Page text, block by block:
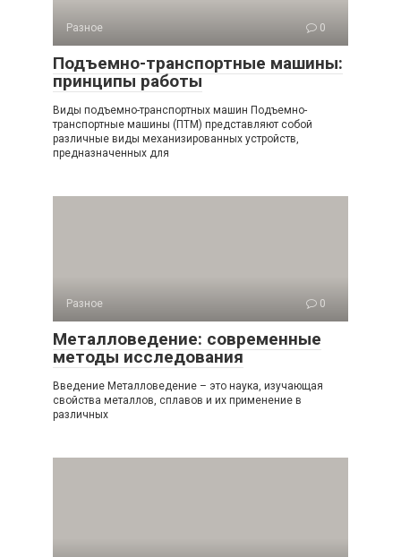
Разное 0
Подъемно-транспортные машины:
принципы работы
Виды подъемно-транспортных машин Подъемно-
транспортные машины (ПТМ) представляют собой
различные виды механизированных устройств,
предназначенных для
Разное 0
Металловедение: современные
методы исследования
Введение Металловедение – это наука, изучающая
свойства металлов, сплавов и их применение в
различных